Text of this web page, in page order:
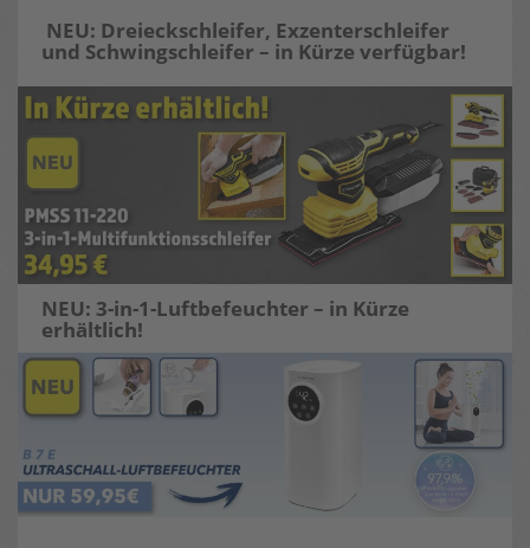
NEU: Dreieckschleifer, Exzenterschleifer
und Schwingschleifer – in Kürze verfügbar!
NEU: 3-in-1-Luftbefeuchter – in Kürze
erhältlich!